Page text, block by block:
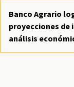
Banco Agrario
proyecciones de
análisis